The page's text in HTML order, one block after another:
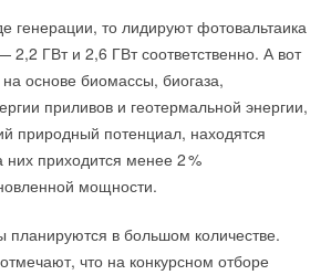
генерации, то лидируют фотовальтаика
2,2 ГВт и 2,6 ГВт соответственно. А вот
основе биомассы, биогаза,
приливов и геотермальной энергии,
природный потенциал, находятся
приходится менее 2%
мощности.
в большом количестве.
что на конкурсном отборе
безопасности. Это испытание
условия, которые могут привести
разгону. В подобной ситуации
ионные аккумуляторы с жидким
или загореться.
P1 во время испытания не превышала
до 600°C и выше.